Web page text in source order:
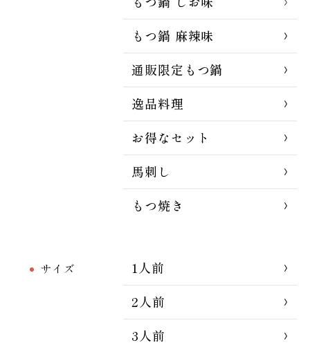
もつ鍋 麻辣味
通販限定もつ鍋
逸品料理
お得なセット
馬刺し
もつ焼き
サイズ
1人前
2人前
3人前